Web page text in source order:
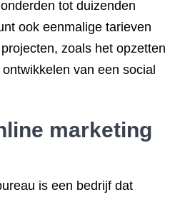
tot duizenden
ook eenmalige tarieven
zoals het opzetten
van een social
marketing
is een bedrijf dat